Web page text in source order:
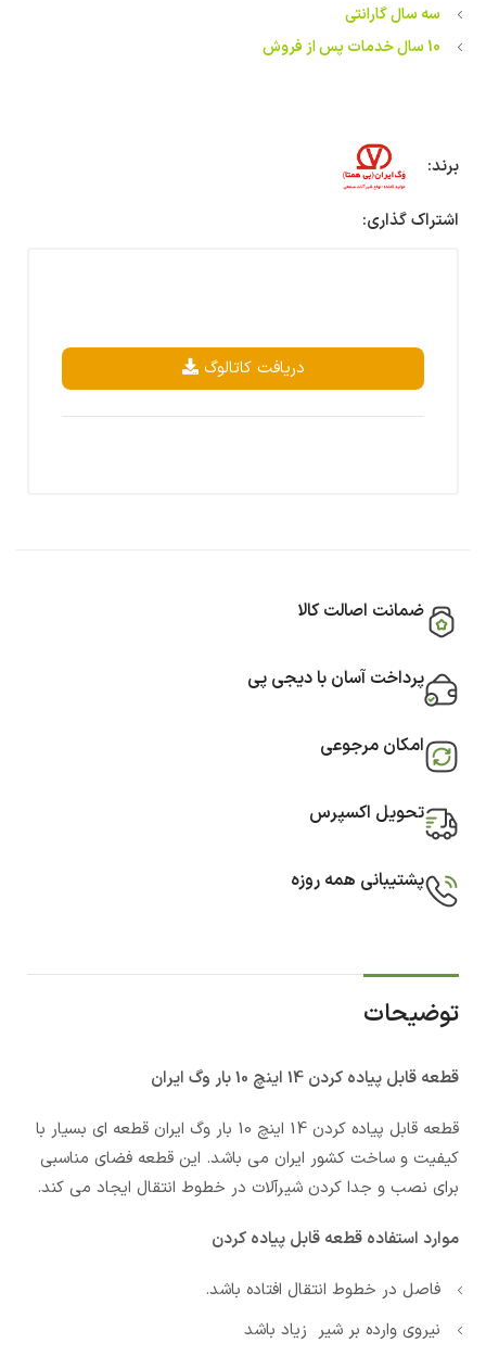
سه سال گارانتی
10 سال خدمات پس از فروش
برند:
اشتراک گذاری:
دریافت کاتالوگ
ضمانت اصالت کالا
پرداخت آسان با دیجی پی
امکان مرجوعی
تحویل اکسپرس
پشتیبانی همه روزه
توضیحات
قطعه قابل پیاده کردن 14 اینچ 10 بار وگ ایران
قطعه قابل پیاده کردن 14 اینچ 10 بار وگ ایران قطعه ای بسیار با
کیفیت و ساخت کشور ایران می باشد. این قطعه فضای مناسبی
برای نصب و جدا کردن شیرآلات در خطوط انتقال ایجاد می کند.
موارد استفاده قطعه قابل پیاده کردن
فاصل در خطوط انتقال افتاده باشد.
نیروی وارده بر شیر زیاد باشد